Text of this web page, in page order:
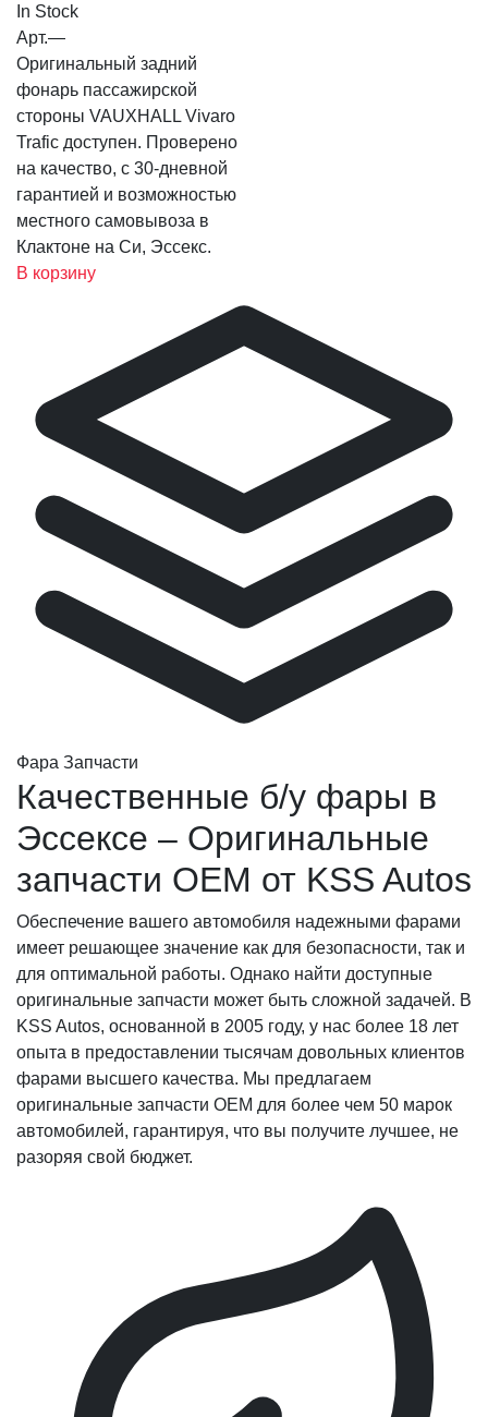
In Stock
Арт.—
Оригинальный задний
фонарь пассажирской
стороны VAUXHALL Vivaro
Trafic доступен. Проверено
на качество, с 30-дневной
гарантией и возможностью
местного самовывоза в
Клактоне на Си, Эссекс.
В корзину
Фара Запчасти
Качественные б/у фары в
Эссексе – Оригинальные
запчасти OEM от KSS Autos
Обеспечение вашего автомобиля надежными фарами
имеет решающее значение как для безопасности, так и
для оптимальной работы. Однако найти доступные
оригинальные запчасти может быть сложной задачей. В
KSS Autos, основанной в 2005 году, у нас более 18 лет
опыта в предоставлении тысячам довольных клиентов
фарами высшего качества. Мы предлагаем
оригинальные запчасти OEM для более чем 50 марок
автомобилей, гарантируя, что вы получите лучшее, не
разоряя свой бюджет.